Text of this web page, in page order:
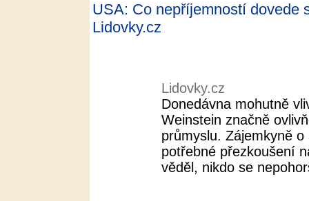
USA: Co nepříjemností dovede
Lidovky.cz
Lidovky.cz
Donedávna mohutně
Weinstein značně
průmyslu. Zájemkyně
potřebné přezkoušení
věděl, nikdo se